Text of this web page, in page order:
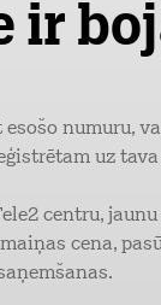
ir
numuru,
uz
centru,
cena,